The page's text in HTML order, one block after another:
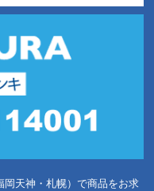
岡天神・札幌）で商品をお求